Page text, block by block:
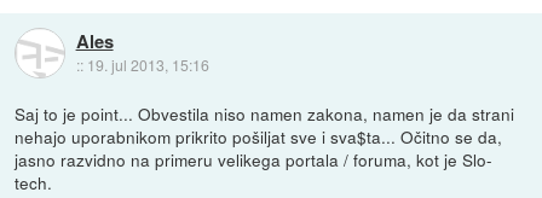
Ales
:: 19. jul 2013, 15:16
Saj to je point... Obvestila niso namen zakona, namen je da strani
nehajo uporabnikom prikrito pošiljat sve i sva$ta... Očitno se da,
jasno razvidno na primeru velikega portala / foruma, kot je Slo-
tech.